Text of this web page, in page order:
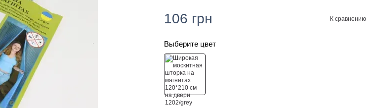
106 грн К сравнению
Выберите цвет